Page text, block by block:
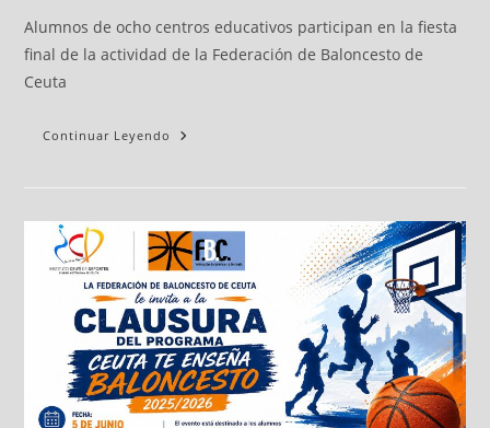
Alumnos de ocho centros educativos participan en la fiesta
final de la actividad de la Federación de Baloncesto de
Ceuta
Continuar Leyendo